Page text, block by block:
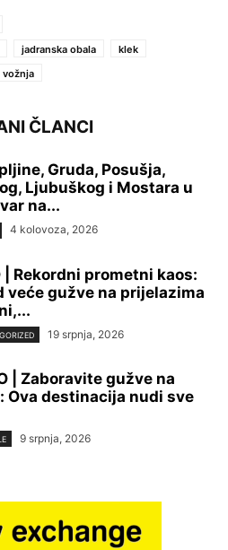
jadranska obala
klek
vožnja
ČLANCI
Gruda, Posušja,
Ljubuškog i Mostara u
na...
4 kolovoza, 2026
| Rekordni prometni kaos:
veće gužve na prijelazima
19 srpnja, 2026
| Zaboravite gužve na
Ova destinacija nudi sve
9 srpnja, 2026